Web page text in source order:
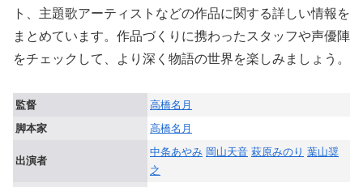
ト、主題歌アーティストなどの作品に関する詳しい情報を
まとめています。作品づくりに携わったスタッフや声優陣
をチェックして、より深く物語の世界を楽しみましょう。
監督
高橋名月
脚本家
高橋名月
出演者
中条あやみ 岡山天音 萩原みのり 葉山奨
之